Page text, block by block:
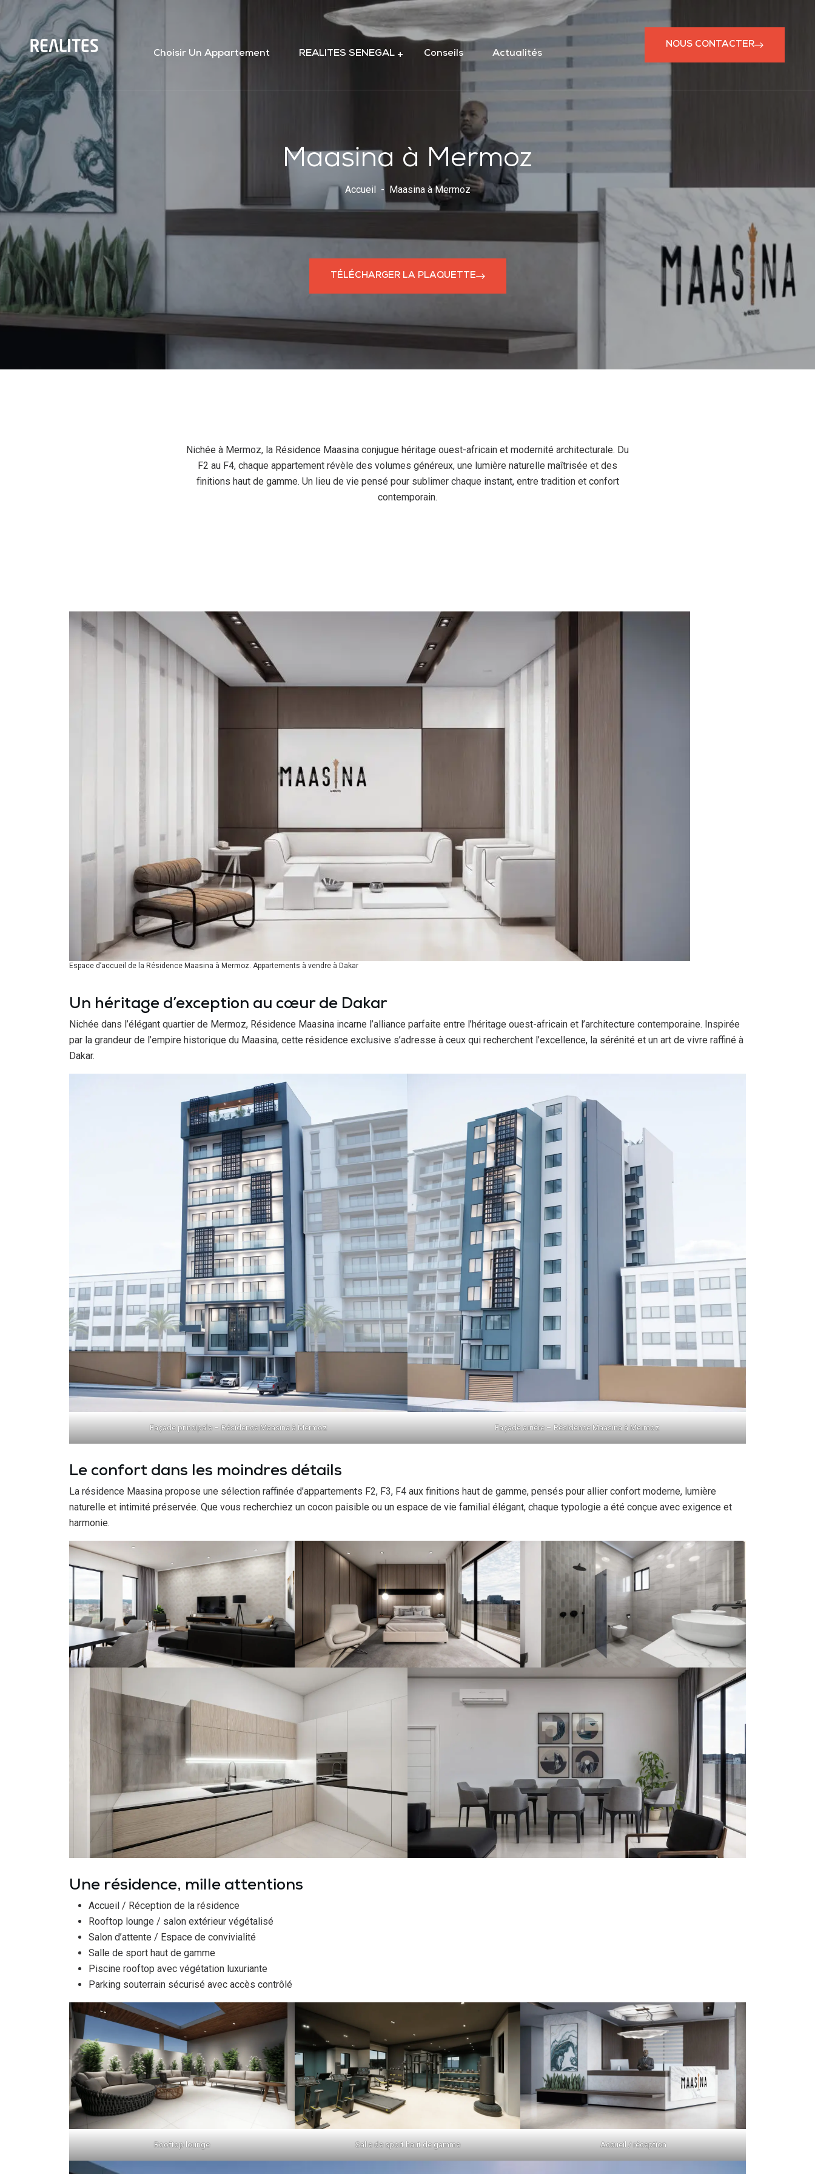
Choisir Un Appartement REALITES SENEGAL Conseils Actualités
NOUS CONTACTER
Maasina à Mermoz
Accueil Maasina à Mermoz
TÉLÉCHARGER LA PLAQUETTE
Nichée à Mermoz, la Résidence Maasina conjugue héritage ouest-africain et modernité architecturale. Du
F2 au F4, chaque appartement révèle des volumes généreux, une lumière naturelle maîtrisée et des
finitions haut de gamme. Un lieu de vie pensé pour sublimer chaque instant, entre tradition et confort
contemporain.
Espace d’accueil de la Résidence Maasina à Mermoz. Appartements à vendre à Dakar
Un héritage d’exception au cœur de Dakar
Nichée dans l’élégant quartier de Mermoz, Résidence Maasina incarne l’alliance parfaite entre l’héritage ouest-africain et l’architecture contemporaine. Inspirée
par la grandeur de l’empire historique du Maasina, cette résidence exclusive s’adresse à ceux qui recherchent l’excellence, la sérénité et un art de vivre raffiné à
Dakar.
Façade principale – Résidence Maasina à Mermoz Façade arrière – Résidence Maasina à Mermoz
Le confort dans les moindres détails
La résidence Maasina propose une sélection raffinée d’appartements F2, F3, F4 aux finitions haut de gamme, pensés pour allier confort moderne, lumière
naturelle et intimité préservée. Que vous recherchiez un cocon paisible ou un espace de vie familial élégant, chaque typologie a été conçue avec exigence et
harmonie.
Une résidence, mille attentions
Accueil / Réception de la résidence
Rooftop lounge / salon extérieur végétalisé
Salon d’attente / Espace de convivialité
Salle de sport haut de gamme
Piscine rooftop avec végétation luxuriante
Parking souterrain sécurisé avec accès contrôlé
Rooftop lounge Salle de sport haut de gamme Accueil / réception
Panneau de gestion des cookies